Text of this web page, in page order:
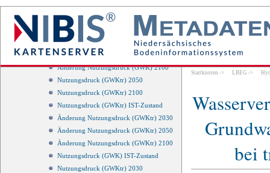
Nutzungsdruck (GWK) 2050
Nutzungsdruck (GWK) 2100
Änderung Nutzungsdruck (GWK) 2030
Änderung Nutzungsdruck (GWK) 2050
Änderung Nutzungsdruck (GWK) 2100
Nutzungsdruck (GWKtr) 2050
Nutzungsdruck (GWKtr) 2100
Nutzungsdruck (GWKtr) IST-Zustand
Änderung Nutzungsdruck (GWKtr) 2030
Änderung Nutzungsdruck (GWKtr) 2050
Änderung Nutzungsdruck (GWKtr) 2100
Nutzungsdruck (GWK) IST-Zustand
Nutzungsdruck (GWKtr) 2030
Startknoten -> LBEG ->
bei